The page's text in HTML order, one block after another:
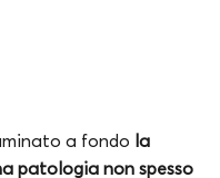
a fondo la
patologia non spesso